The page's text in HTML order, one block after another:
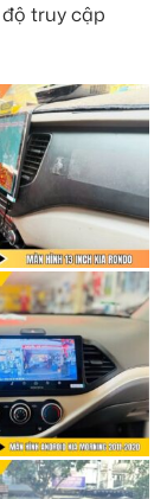
truy cập